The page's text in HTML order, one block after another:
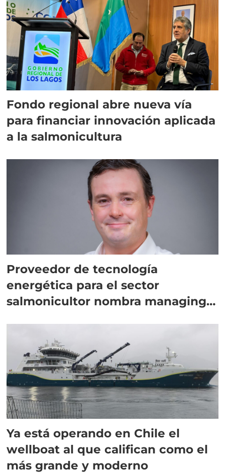
Fondo regional abre nueva vía
para financiar innovación aplicada
a la salmonicultura
Proveedor de tecnología
energética para el sector
salmonicultor nombra managing
Ya está operando en Chile el
wellboat al que califican como el
más grande y moderno